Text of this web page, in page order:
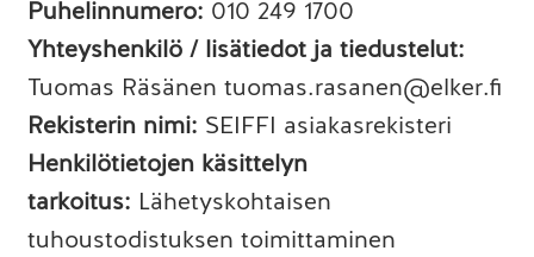
Puhelinnumero: 010 249 1700
Yhteyshenkilö / lisätiedot ja tiedustelut:
Tuomas Räsänen tuomas.rasanen@elker.fi
Rekisterin nimi: SEIFFI asiakasrekisteri
Henkilötietojen käsittelyn
tarkoitus: Lähetyskohtaisen
tuhoustodistuksen toimittaminen